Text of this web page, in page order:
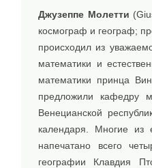
Джузеппе Молетти
космограф и географ;
происходил из
математики и
математики принца
предложили кафедру
Венецианской
календаря. Многие из
напечатано всего
географии Клавдия